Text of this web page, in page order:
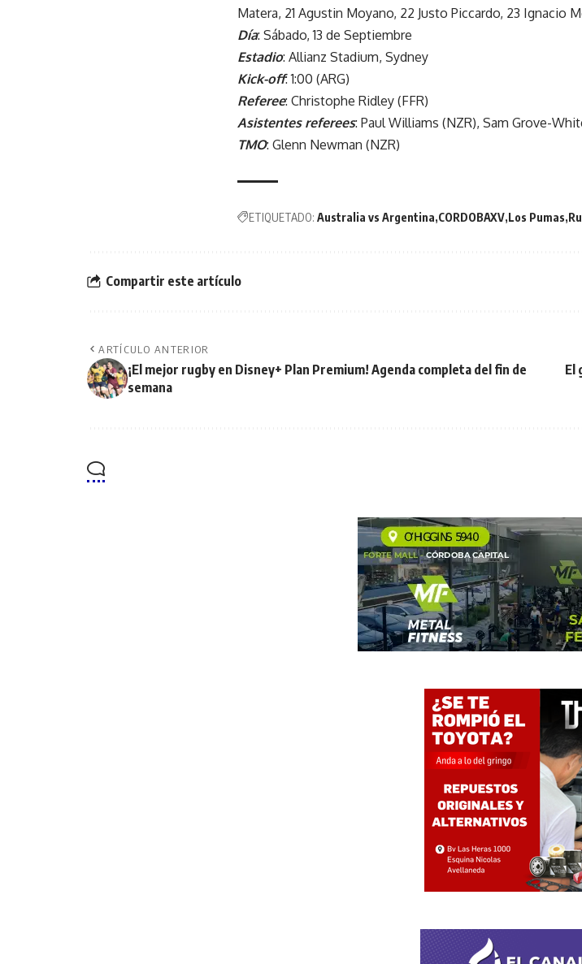
Matera, 21 Agustin Moyano, 22 Justo Piccardo, 23 Ignacio
Día: Sábado, 13 de Septiembre
Estadio: Allianz Stadium, Sydney
Kick-off: 1:00 (ARG)
Referee: Christophe Ridley (FFR)
Asistentes referees: Paul Williams (NZR), Sam Grove-
TMO: Glenn Newman (NZR)
ETIQUETADO: Australia vs Argentina CORDOBAXV Los Pumas
Compartir este artículo
ARTÍCULO ANTERIOR
¡El mejor rugby en Disney+ Plan Premium! Agenda completa del fin de
semana
El